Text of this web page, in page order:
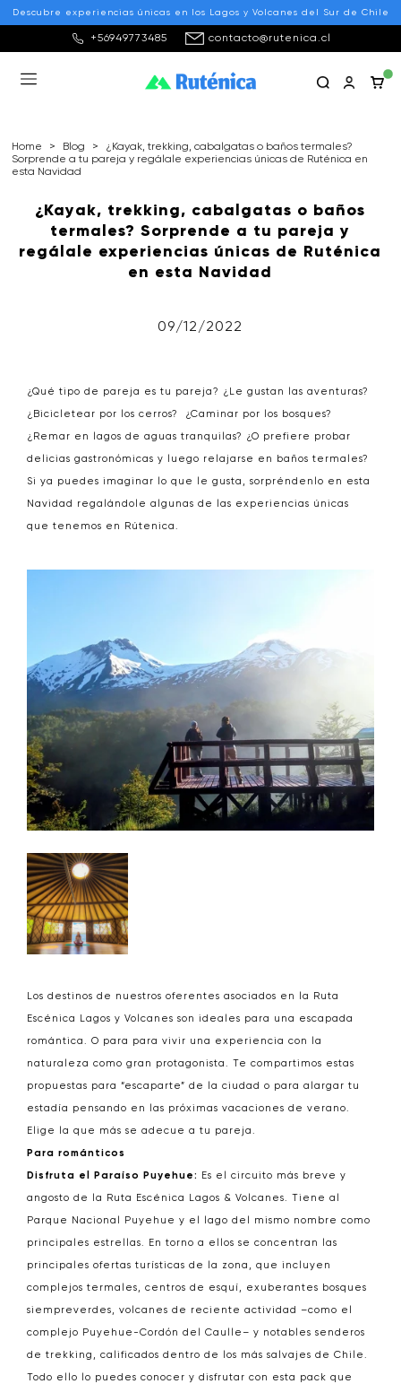
+56949773485 contacto@rutenica.cl
Descubre experiencias únicas en los Lagos y Volcanes del Sur de Chile
Home > Blog >
¿Kayak, trekking, cabalgatas o baños termales?
Sorprende a tu pareja y regálale experiencias únicas de Ruténica en
esta Navidad
¿Kayak, trekking, cabalgatas o baños
termales? Sorprende a tu pareja y
regálale experiencias únicas de Ruténica
en esta Navidad
09/12/2022
¿Qué tipo de pareja es tu pareja? ¿Le gustan las aventuras?
¿Bicicletear por los cerros? ¿Caminar por los bosques?
¿Remar en lagos de aguas tranquilas? ¿O prefiere probar
delicias gastronómicas y luego relajarse en baños termales?
Si ya puedes imaginar lo que le gusta, sorpréndenlo en esta
Navidad regalándole algunas de las experiencias únicas
que tenemos en Rútenica.
Los destinos de nuestros oferentes asociados en la Ruta
Escénica Lagos y Volcanes son ideales para una escapada
romántica. O para para vivir una experiencia con la
naturaleza como gran protagonista. Te compartimos estas
propuestas para “escaparte” de la ciudad o para alargar tu
estadía pensando en las próximas vacaciones de verano.
Elige la que más se adecue a tu pareja.
Para románticos
Disfruta el Paraíso Puyehue: Es el circuito más breve y
angosto de la Ruta Escénica Lagos & Volcanes. Tiene al
Parque Nacional Puyehue y el lago del mismo nombre como
principales estrellas. En torno a ellos se concentran las
principales ofertas turísticas de la zona, que incluyen
complejos termales, centros de esquí, exuberantes bosques
siempreverdes, volcanes de reciente actividad ­–como el
complejo Puyehue-Cordón del Caulle– y notables senderos
de trekking, calificados dentro de los más salvajes de Chile.
Todo ello lo puedes conocer y disfrutar con esta pack que